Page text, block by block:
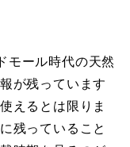
モール時代の天然
が残っています
えるとは限りま
残っていること